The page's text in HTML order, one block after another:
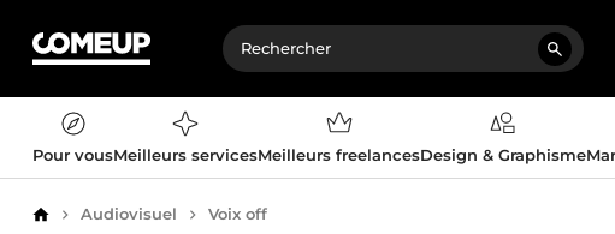
Pour vousMeilleurs servicesMeilleurs freelancesDesign & Graphisme
AccueilAudiovisuel Voix off